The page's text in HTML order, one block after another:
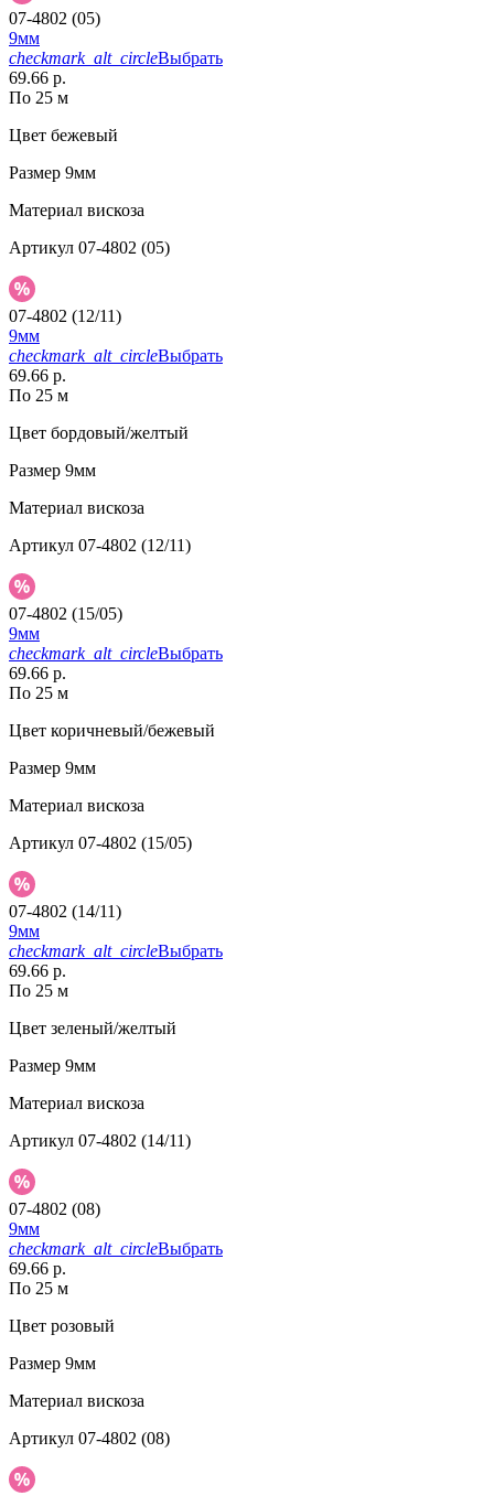
07-4802 (05)
9мм
checkmark_alt_circleВыбрать
69.66 р.
По 25 м
Цвет бежевый
Размер 9мм
Материал вискоза
Артикул 07-4802 (05)
07-4802 (12/11)
9мм
checkmark_alt_circleВыбрать
69.66 р.
По 25 м
Цвет бордовый/желтый
Размер 9мм
Материал вискоза
Артикул 07-4802 (12/11)
07-4802 (15/05)
9мм
checkmark_alt_circleВыбрать
69.66 р.
По 25 м
Цвет коричневый/бежевый
Размер 9мм
Материал вискоза
Артикул 07-4802 (15/05)
07-4802 (14/11)
9мм
checkmark_alt_circleВыбрать
69.66 р.
По 25 м
Цвет зеленый/желтый
Размер 9мм
Материал вискоза
Артикул 07-4802 (14/11)
07-4802 (08)
9мм
checkmark_alt_circleВыбрать
69.66 р.
По 25 м
Цвет розовый
Размер 9мм
Материал вискоза
Артикул 07-4802 (08)